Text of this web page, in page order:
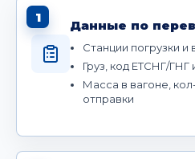
1
Данные по
Станции погрузки и
Груз, код ЕТСНГ/
Масса в вагоне,
отправки